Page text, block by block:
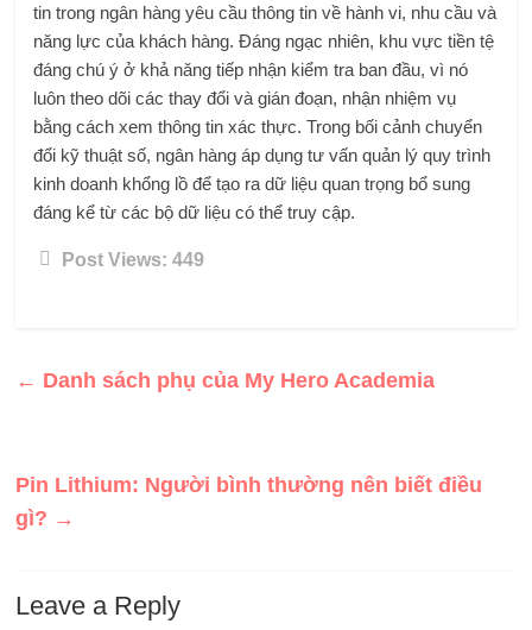
tin trong ngân hàng yêu cầu thông tin về hành vi, nhu cầu và
năng lực của khách hàng. Đáng ngạc nhiên, khu vực tiền tệ
đáng chú ý ở khả năng tiếp nhận kiểm tra ban đầu, vì nó
luôn theo dõi các thay đổi và gián đoạn, nhận nhiệm vụ
bằng cách xem thông tin xác thực. Trong bối cảnh chuyển
đổi kỹ thuật số, ngân hàng áp dụng tư vấn quản lý quy trình
kinh doanh khổng lồ để tạo ra dữ liệu quan trọng bổ sung
đáng kể từ các bộ dữ liệu có thể truy cập.
Post Views: 449
← Danh sách phụ của My Hero Academia
Pin Lithium: Người bình thường nên biết điều
gì? →
Leave a Reply